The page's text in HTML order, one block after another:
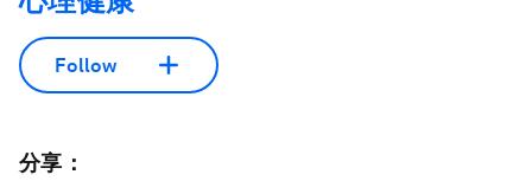
Follow
分享：